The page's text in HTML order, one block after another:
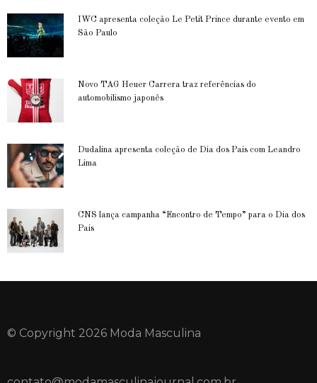
IWC apresenta coleção Le Petit Prince durante evento em
São Paulo
Novo TAG Heuer Carrera traz referências do
automobilismo japonês
Dudalina apresenta coleção de Dia dos Pais com Leandro
Lima
CNS lança campanha “Encontro de Tempo” para o Dia dos
Pais
© Copyright 2026 Moda Masculina